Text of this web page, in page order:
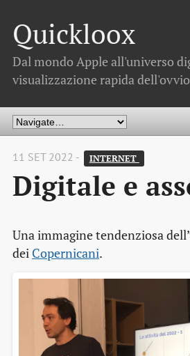
Quickloox
Dal mondo Apple all'universo
visualizzazione rapida dell'ovvio
11 SET 2022 - INTERNET
Digitale e
Una immagine tendenziosa
dei Copernicani.